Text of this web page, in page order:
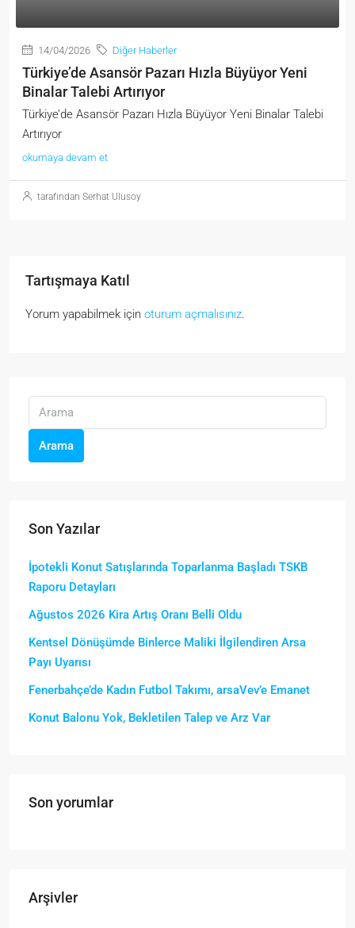
14/04/2026 Diğer Haberler
Türkiye’de Asansör Pazarı Hızla Büyüyor Yeni
Binalar Talebi Artırıyor
Türkiye’de Asansör Pazarı Hızla Büyüyor Yeni Binalar Talebi
Artırıyor
okumaya devam et
tarafından Serhat Ulusoy
Tartışmaya Katıl
Yorum yapabilmek için oturum açmalısınız.
Arama
Son Yazılar
İpotekli Konut Satışlarında Toparlanma Başladı TSKB
Raporu Detayları
Ağustos 2026 Kira Artış Oranı Belli Oldu
Kentsel Dönüşümde Binlerce Maliki İlgilendiren Arsa
Payı Uyarısı
Fenerbahçe’de Kadın Futbol Takımı, arsaVev’e Emanet
Konut Balonu Yok, Bekletilen Talep ve Arz Var
Son yorumlar
Arşivler